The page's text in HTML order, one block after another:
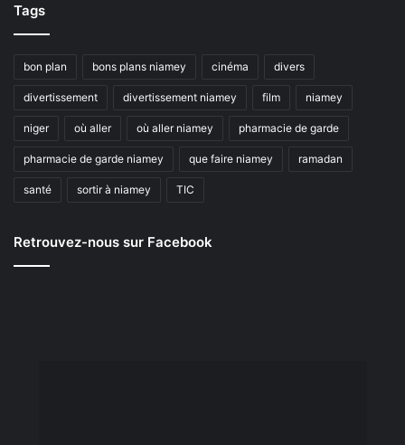
Tags
bon plan bons plans niamey cinéma divers
divertissement divertissement niamey film niamey
niger où aller où aller niamey pharmacie de garde
pharmacie de garde niamey que faire niamey ramadan
santé sortir à niamey TIC
Retrouvez-nous sur Facebook